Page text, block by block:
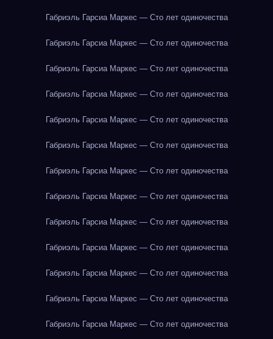
Габриэль Гарсиа Маркес — Сто лет одиночества
Габриэль Гарсиа Маркес — Сто лет одиночества
Габриэль Гарсиа Маркес — Сто лет одиночества
Габриэль Гарсиа Маркес — Сто лет одиночества
Габриэль Гарсиа Маркес — Сто лет одиночества
Габриэль Гарсиа Маркес — Сто лет одиночества
Габриэль Гарсиа Маркес — Сто лет одиночества
Габриэль Гарсиа Маркес — Сто лет одиночества
Габриэль Гарсиа Маркес — Сто лет одиночества
Габриэль Гарсиа Маркес — Сто лет одиночества
Габриэль Гарсиа Маркес — Сто лет одиночества
Габриэль Гарсиа Маркес — Сто лет одиночества
Габриэль Гарсиа Маркес — Сто лет одиночества